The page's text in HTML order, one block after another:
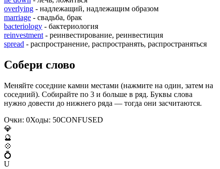
overlying - надлежащий, надлежащим образом
marriage - свадьба, брак
bacteriology - бактериология
reinvestment- реинвестирование, реинвестиция
spread - распространение, распространять, распространяться
Собери слово
Меняйте соседние камни местами (нажмите на один, затем на
соседний). Собирайте по 3 и больше в ряд. Буквы слова
нужно довести до нижнего ряда — тогда они засчитаются.
Очки: 0Ходы: 50CONFUSED
💎
🔮
💠
💍
U